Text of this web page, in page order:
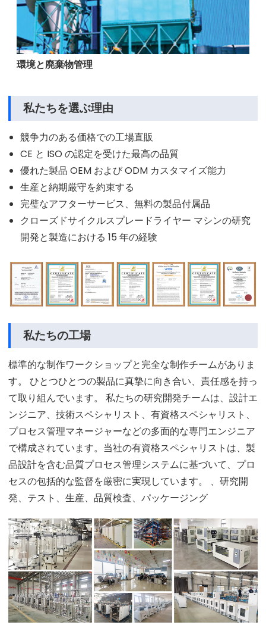
環境と廃棄物管理
私たちを選ぶ理由
競争力のある価格での工場直販
CE と ISO の認定を受けた最高の品質
優れた製品 OEM および ODM カスタマイズ能力
生産と納期厳守を約束する
完璧なアフターサービス、無料の製品付属品
クローズドサイクルスプレードライヤー マシンの研究
開発と製造における 15 年の経験
私たちの工場
標準的な制作ワークショップと完全な制作チームがありま
す。 ひとつひとつの製品に真摯に向き合い、責任感を持っ
て取り組んでいます。 私たちの研究開発チームは、設計エ
ンジニア、技術スペシャリスト、有資格スペシャリスト、
プロセス管理マネージャーなどの多面的な専門エンジニア
で構成されています。当社の有資格スペシャリストは、製
品設計を含む品質プロセス管理システムに基づいて、プロ
セスの包括的な監督を厳密に実現しています。 、研究開
発、テスト、生産、品質検査、パッケージング